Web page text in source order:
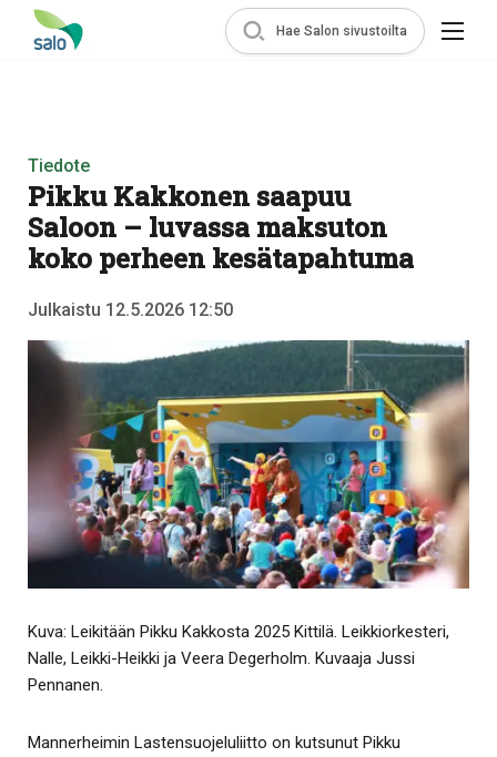
Hae Salon sivustoilta
Tiedote
Pikku Kakkonen saapuu
Saloon – luvassa maksuton
koko perheen kesätapahtuma
Julkaistu 12.5.2026 12:50
Kuva: Leikitään Pikku Kakkosta 2025 Kittilä. Leikkiorkesteri,
Nalle, Leikki-Heikki ja Veera Degerholm. Kuvaaja Jussi
Pennanen.
Mannerheimin Lastensuojeluliitto on kutsunut Pikku